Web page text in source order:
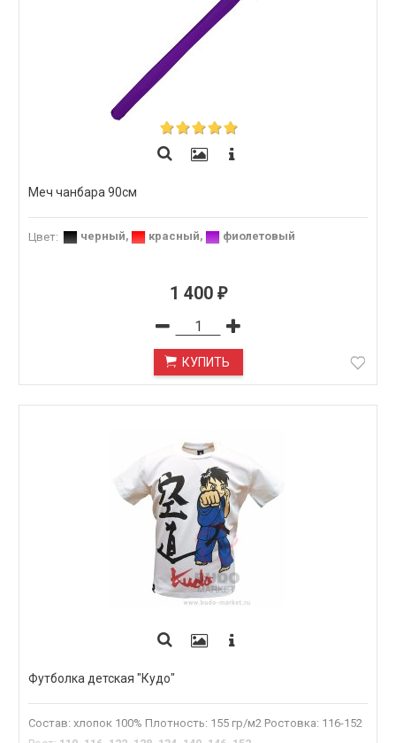
Меч чанбара 90см
Цвет: черный, красный, фиолетовый
1 400 ₽
КУПИТЬ
Футболка детская "Кудо"
Состав: хлопок 100% Плотность: 155 гр/м2 Ростовка: 116-152